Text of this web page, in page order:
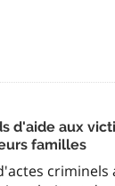
d'aide aux
familles
criminels